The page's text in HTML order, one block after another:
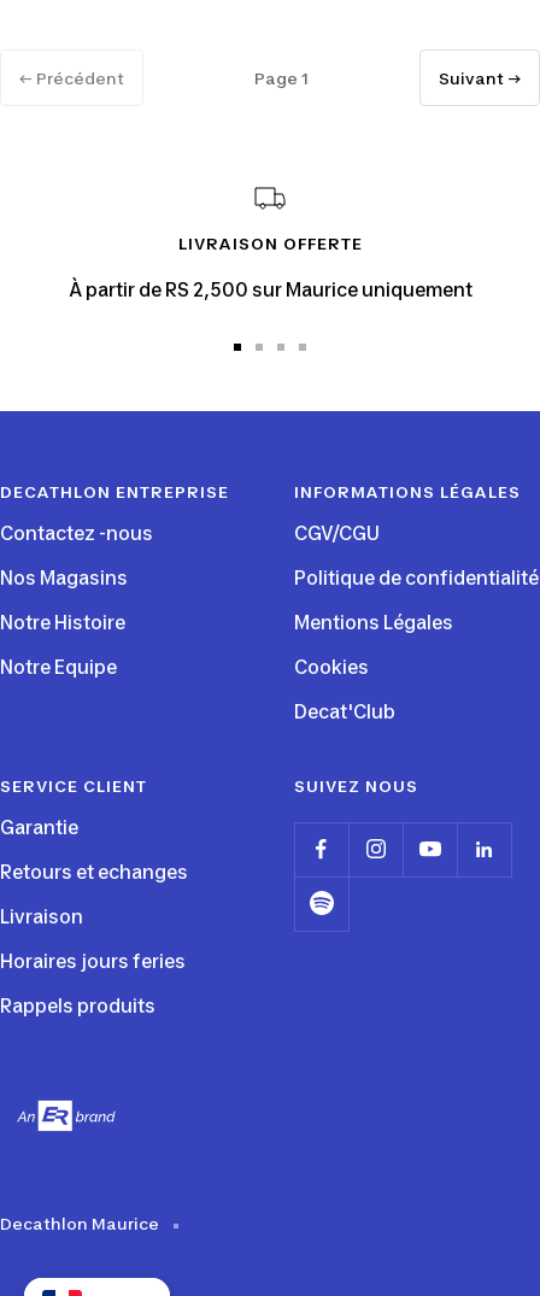
← Précédent Page 1 Suivant →
LIVRAISON OFFERTE
À partir de RS 2,500 sur Maurice uniquement
DECATHLON ENTREPRISE
Contactez -nous
Nos Magasins
Notre Histoire
Notre Equipe
INFORMATIONS LÉGALES
CGV/CGU
Politique de confidentialité
Mentions Légales
Cookies
Decat'Club
SERVICE CLIENT
Garantie
Retours et echanges
Livraison
Horaires jours feries
Rappels produits
SUIVEZ NOUS
Decathlon Maurice